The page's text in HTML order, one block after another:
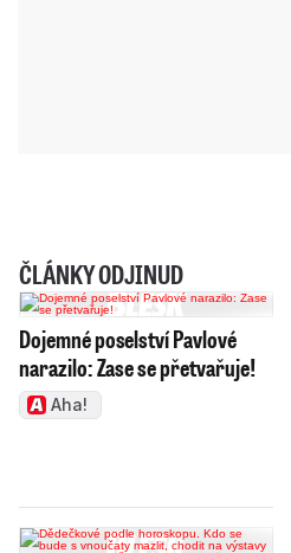
ČLÁNKY ODJINUD
Dojemné poselství Pavlové
narazilo: Zase se přetvařuje!
Aha!